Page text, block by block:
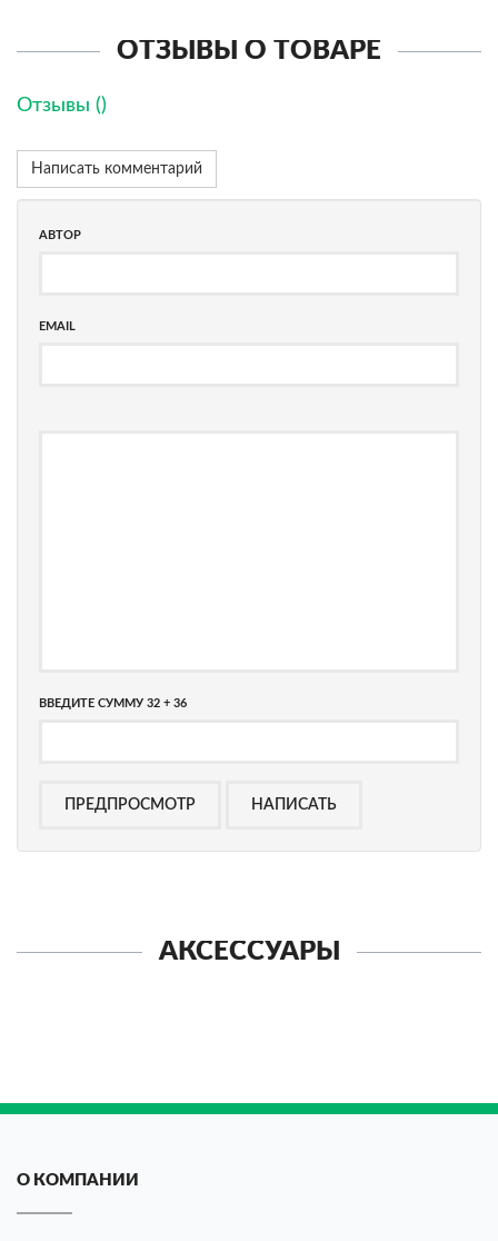
ОТЗЫВЫ О ТОВАРЕ
Отзывы ()
Написать комментарий
АВТОР
EMAIL
ВВЕДИТЕ СУММУ 32 + 36
АКСЕССУАРЫ
О КОМПАНИИ